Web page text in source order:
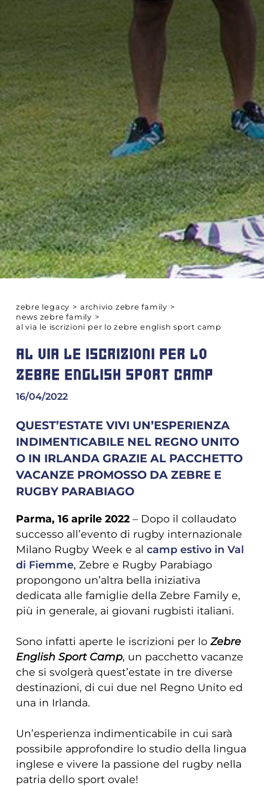
zebre legacy > archivio zebre family >
news zebre family >
al via le iscrizioni per lo zebre english sport camp
AL VIA LE ISCRIZIONI PER LO
ZEBRE ENGLISH SPORT CAMP
16/04/2022
QUEST’ESTATE VIVI UN’ESPERIENZA
INDIMENTICABILE NEL REGNO UNITO
O IN IRLANDA GRAZIE AL PACCHETTO
VACANZE PROMOSSO DA ZEBRE E
RUGBY PARABIAGO
Parma, 16 aprile 2022– Dopo il collaudato
successo all’evento di rugby internazionale
Milano Rugby Week e al camp estivo in Val
di Fiemme, Zebre e Rugby Parabiago
propongono un’altra bella iniziativa
dedicata alle famiglie della Zebre Family e,
più in generale, ai giovani rugbisti italiani.
Sono infatti aperte le iscrizioni per lo Zebre
English Sport Camp, un pacchetto vacanze
che si svolgerà quest’estate in tre diverse
destinazioni, di cui due nel Regno Unito ed
una in Irlanda.
Un’esperienza indimenticabile in cui sarà
possibile approfondire lo studio della lingua
inglese e vivere la passione del rugby nella
patria dello sport ovale!